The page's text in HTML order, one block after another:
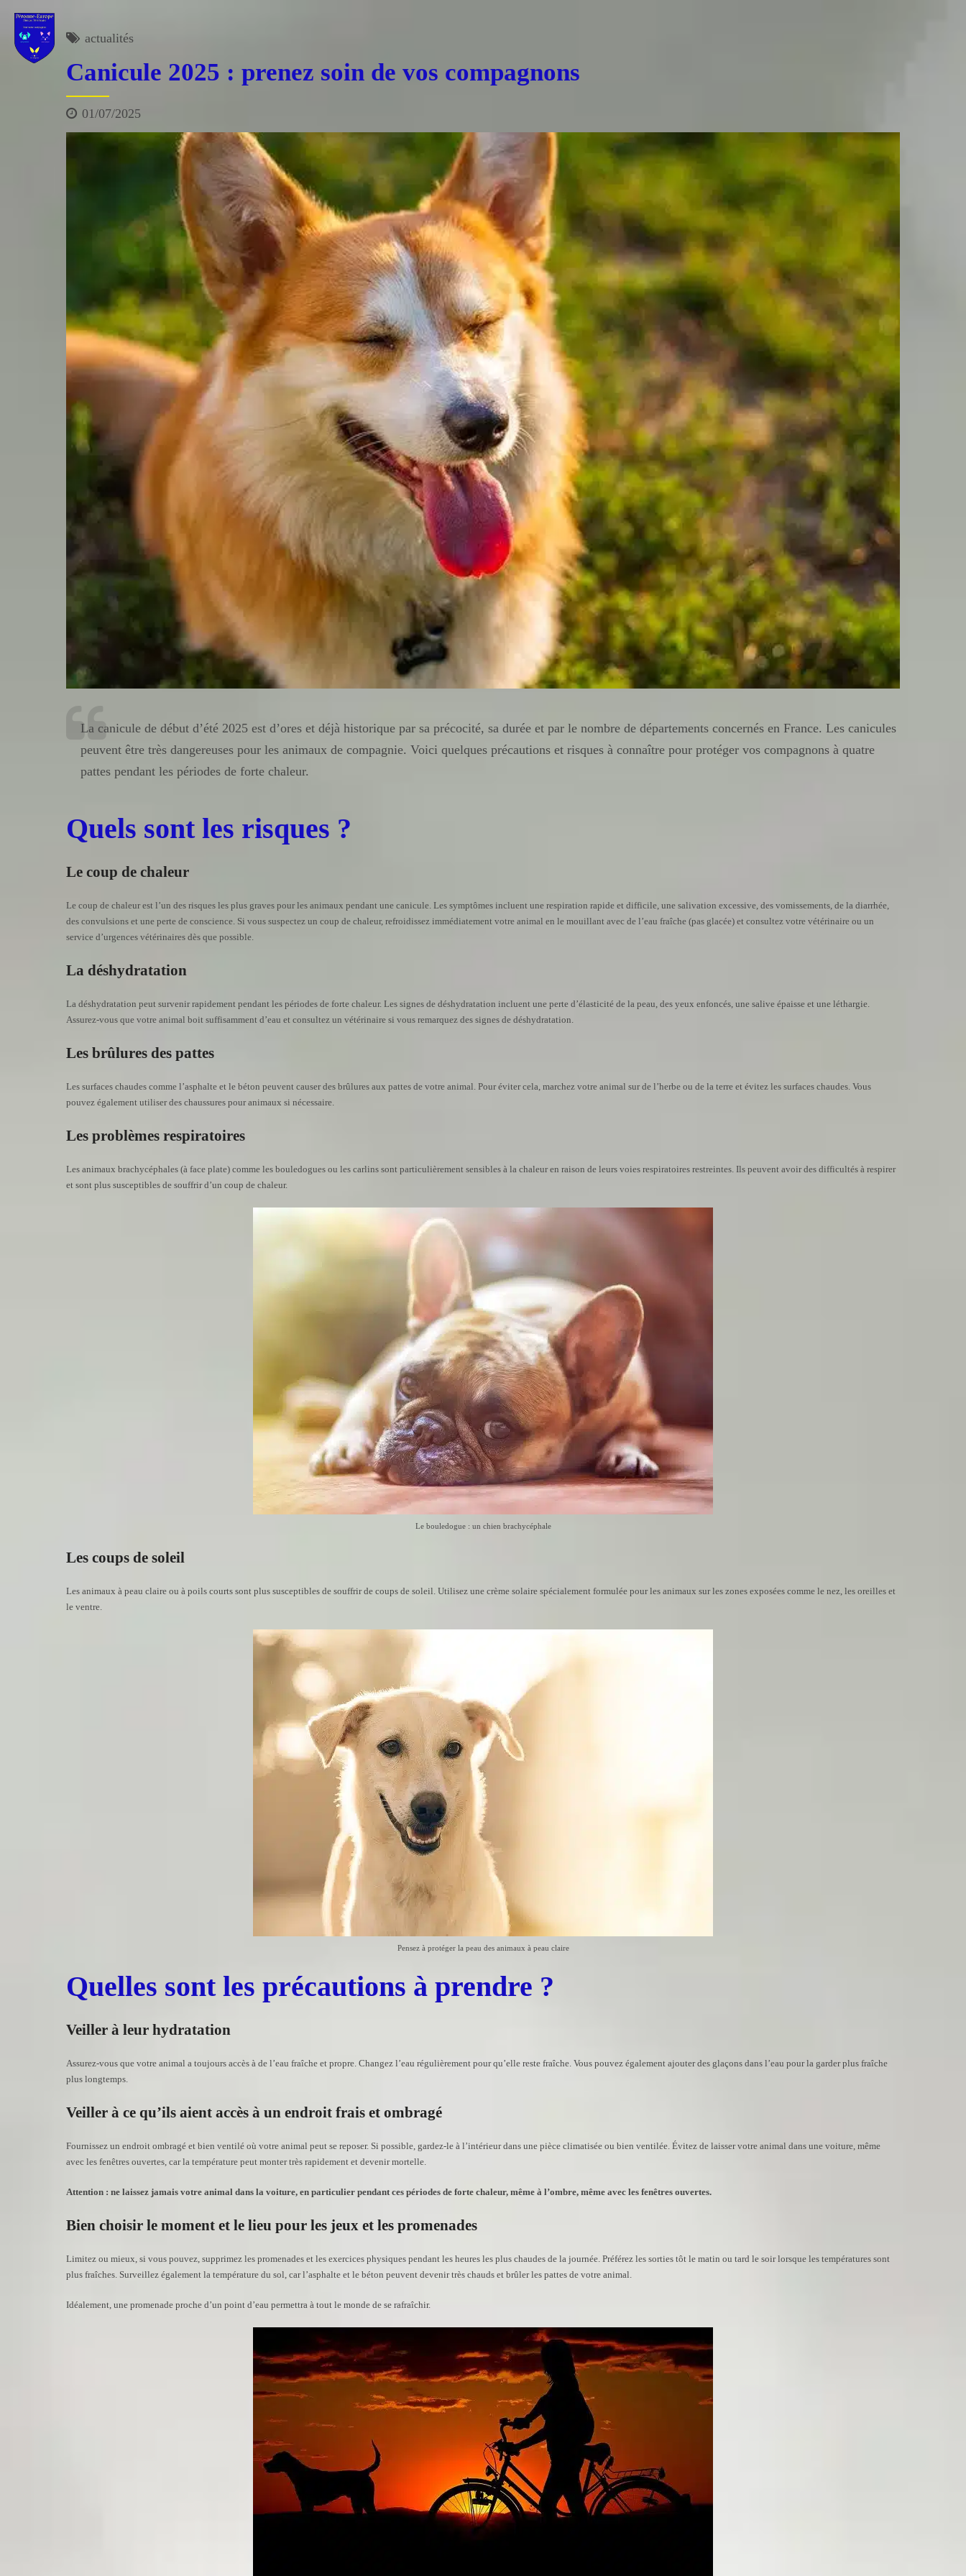
actualités
Canicule 2025 : prenez soin de vos compagnons
01/07/2025
La canicule de début d’été 2025 est d’ores et déjà historique par sa précocité, sa durée et par le nombre de départements concernés en France. Les canicules
peuvent être très dangereuses pour les animaux de compagnie. Voici quelques précautions et risques à connaître pour protéger vos compagnons à quatre
pattes pendant les périodes de forte chaleur.
Quels sont les risques ?
Le coup de chaleur
Le coup de chaleur est l’un des risques les plus graves pour les animaux pendant une canicule. Les symptômes incluent une respiration rapide et difficile, une salivation excessive, des vomissements, de la diarrhée,
des convulsions et une perte de conscience. Si vous suspectez un coup de chaleur, refroidissez immédiatement votre animal en le mouillant avec de l’eau fraîche (pas glacée) et consultez votre vétérinaire ou un
service d’urgences vétérinaires dès que possible.
La déshydratation
La déshydratation peut survenir rapidement pendant les périodes de forte chaleur. Les signes de déshydratation incluent une perte d’élasticité de la peau, des yeux enfoncés, une salive épaisse et une léthargie.
Assurez-vous que votre animal boit suffisamment d’eau et consultez un vétérinaire si vous remarquez des signes de déshydratation.
Les brûlures des pattes
Les surfaces chaudes comme l’asphalte et le béton peuvent causer des brûlures aux pattes de votre animal. Pour éviter cela, marchez votre animal sur de l’herbe ou de la terre et évitez les surfaces chaudes. Vous
pouvez également utiliser des chaussures pour animaux si nécessaire.
Les problèmes respiratoires
Les animaux brachycéphales (à face plate) comme les bouledogues ou les carlins sont particulièrement sensibles à la chaleur en raison de leurs voies respiratoires restreintes. Ils peuvent avoir des difficultés à respirer
et sont plus susceptibles de souffrir d’un coup de chaleur.
Le bouledogue : un chien brachycéphale
Les coups de soleil
Les animaux à peau claire ou à poils courts sont plus susceptibles de souffrir de coups de soleil. Utilisez une crème solaire spécialement formulée pour les animaux sur les zones exposées comme le nez, les oreilles et
le ventre.
Pensez à protéger la peau des animaux à peau claire
Quelles sont les précautions à prendre ?
Veiller à leur hydratation
Assurez-vous que votre animal a toujours accès à de l’eau fraîche et propre. Changez l’eau régulièrement pour qu’elle reste fraîche. Vous pouvez également ajouter des glaçons dans l’eau pour la garder plus fraîche
plus longtemps.
Veiller à ce qu’ils aient accès à un endroit frais et ombragé
Fournissez un endroit ombragé et bien ventilé où votre animal peut se reposer. Si possible, gardez-le à l’intérieur dans une pièce climatisée ou bien ventilée. Évitez de laisser votre animal dans une voiture, même
avec les fenêtres ouvertes, car la température peut monter très rapidement et devenir mortelle.
Attention : ne laissez jamais votre animal dans la voiture, en particulier pendant ces périodes de forte chaleur, même à l’ombre, même avec les fenêtres ouvertes.
Bien choisir le moment et le lieu pour les jeux et les promenades
Limitez ou mieux, si vous pouvez, supprimez les promenades et les exercices physiques pendant les heures les plus chaudes de la journée. Préférez les sorties tôt le matin ou tard le soir lorsque les températures sont
plus fraîches. Surveillez également la température du sol, car l’asphalte et le béton peuvent devenir très chauds et brûler les pattes de votre animal.
Idéalement, une promenade proche d’un point d’eau permettra à tout le monde de se rafraîchir.